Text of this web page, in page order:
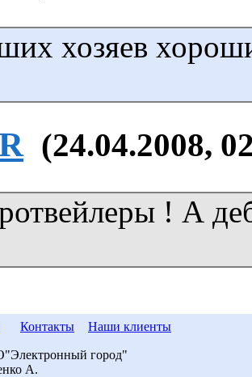
хозяев
(24.04.2008,
! А
Контакты Наши клиенты
город"
А.